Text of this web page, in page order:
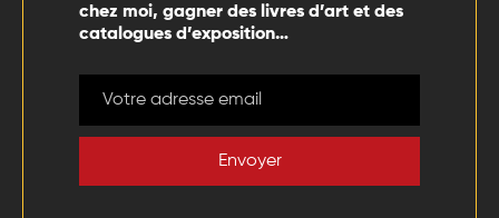
chez moi, gagner des livres d’art et des
catalogues d’exposition…
Envoyer